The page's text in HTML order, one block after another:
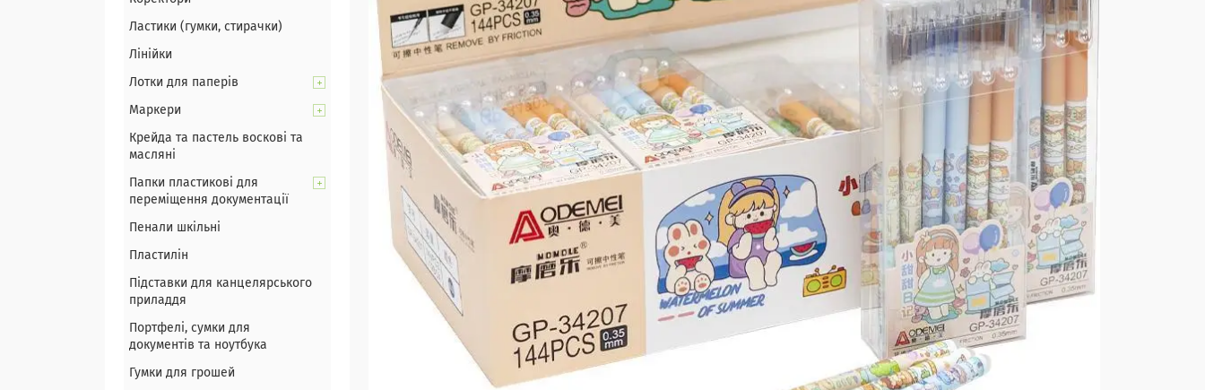
Ластики (гумки, стирачки)
Лінійки
Лотки для паперів
Маркери
Крейда та пастель воскові та
масляні
Папки пластикові для
переміщення документації
Пенали шкільні
Пластилін
Підставки для канцелярського
приладдя
Портфелі, сумки для
документів та ноутбука
Гумки для грошей